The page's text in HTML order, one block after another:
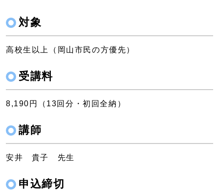
対象
高校生以上（岡山市民の方優先）
受講料
8,190円（13回分・初回全納）
講師
安井 貴子 先生
申込締切